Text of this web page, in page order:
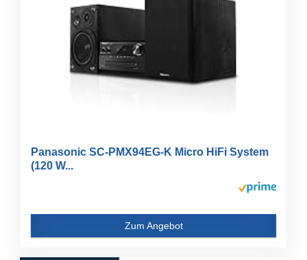
Panasonic SC-PMX94EG-K Micro HiFi System
(120 W...
Zum Angebot